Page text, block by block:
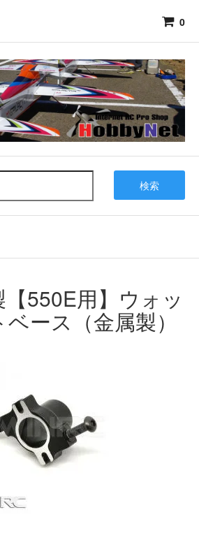
0
検索
550E用】ウォッ
ース（金属製）